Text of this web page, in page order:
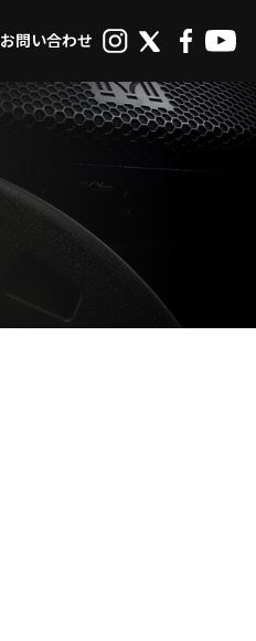
お問い合わせ